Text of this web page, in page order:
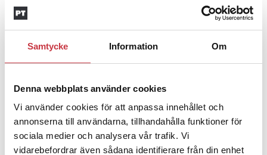
Samtycke Information Om
Denna webbplats använder cookies
Vi använder cookies för att anpassa innehållet och
annonserna till användarna, tillhandahålla funktioner för
sociala medier och analysera vår trafik. Vi
vidarebefordrar även sådana identifierare från din enhet
byggstenar. Att gruppen upplever sitt arbete som meningsfullt
leder till att alla förstår varför de agerar som de gör – en
förutsättning för framgång.
Det görs också stor ansträngning också för att uppdrag ska
formuleras tydligt. Detta, tillsammans med chefens förmåga att
trivas och vara effektiva ihop ökar. Men om gruppen ska kunna
lösa sina uppgifter väl ställs också höga krav på kunskap om
hur gruppdynamik fungerar.”
Faktaruta